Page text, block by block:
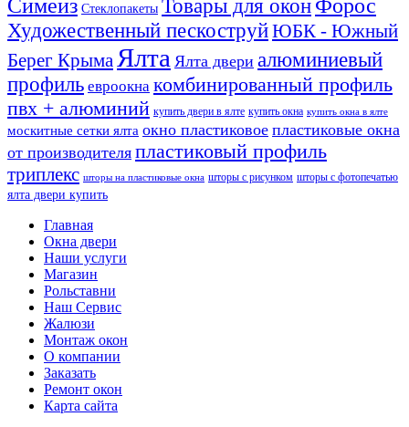
Симеиз Стеклопакеты Товары для окон Форос
Художественный пескоструйЮБК - Южный
Берег Крыма Ялта Ялта двери алюминиевый
профиль евроокна комбинированный профиль
пвх + алюминий купить двери в ялте купить окна купить окна в ялте
москитные сетки ялта окно пластиковое пластиковые окна
от производителя пластиковый профиль
триплекс шторы на пластиковые окна шторы с рисунком шторы с фотопечатью
ялта двери купить
Главная
Окна двери
Наши услуги
Магазин
Рольставни
Наш Сервис
Жалюзи
Монтаж окон
О компании
Заказать
Ремонт окон
Карта сайта